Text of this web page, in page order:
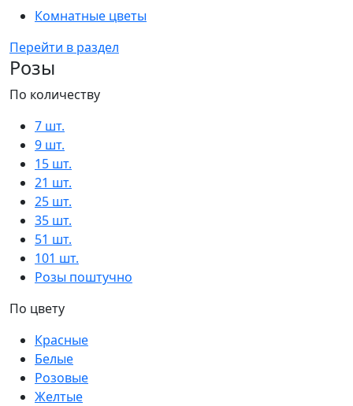
Комнатные цветы
Перейти в раздел
Розы
По количеству
7 шт.
9 шт.
15 шт.
21 шт.
25 шт.
35 шт.
51 шт.
101 шт.
Розы поштучно
По цвету
Красные
Белые
Розовые
Желтые